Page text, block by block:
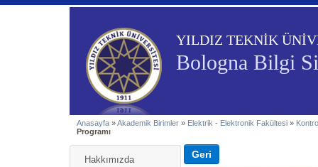
YILDIZ TEKNİK
Bologna Bilgi
Anasayfa »Akademik Birimler » Elektrik - Elektronik Fakültesi »
Programı
Hakkımızda